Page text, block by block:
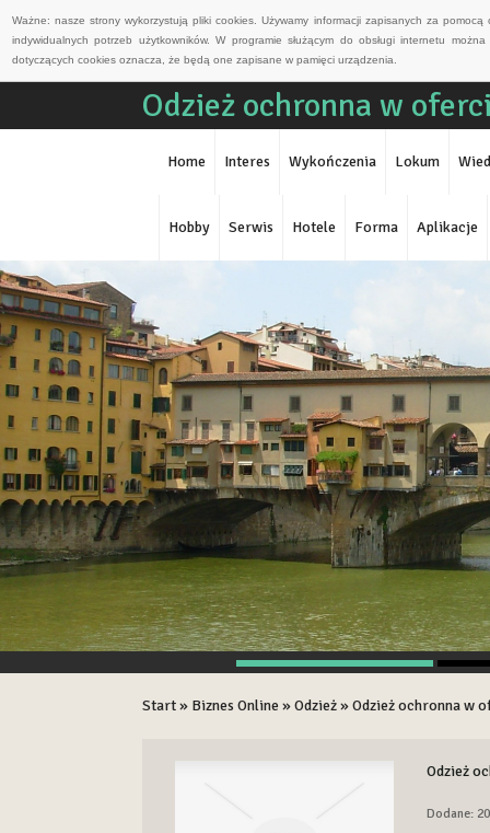
Ważne: nasze strony wykorzystują pliki cookies. Używamy informacji zapisanych za
indywidualnych potrzeb użytkowników. W programie służącym do obsługi internetu
dotyczących cookies oznacza, że będą one zapisane w pamięci urządzenia.
Odzież ochronna w
Home Interes Wykończenia Lokum
Hobby Serwis Hotele Forma Aplikacje
Start» Biznes Online »Odzież»Odzież ochronna w
Odzież
Dodane: